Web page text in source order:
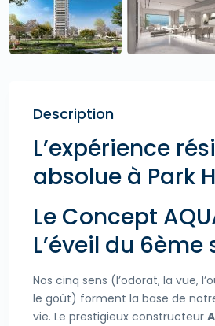
Description
L’expérience
absolue à Park
Le Concept
L’éveil du 6ème
Nos cinq sens (l’odorat, la vue,
le goût) forment la base de
vie. Le prestigieux constructeur